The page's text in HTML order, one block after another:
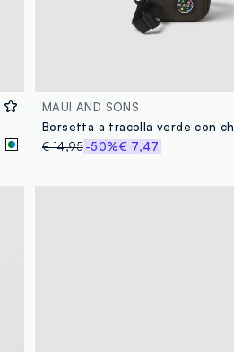
MAUI AND SONS
€ 14,95-50%€ 7,47